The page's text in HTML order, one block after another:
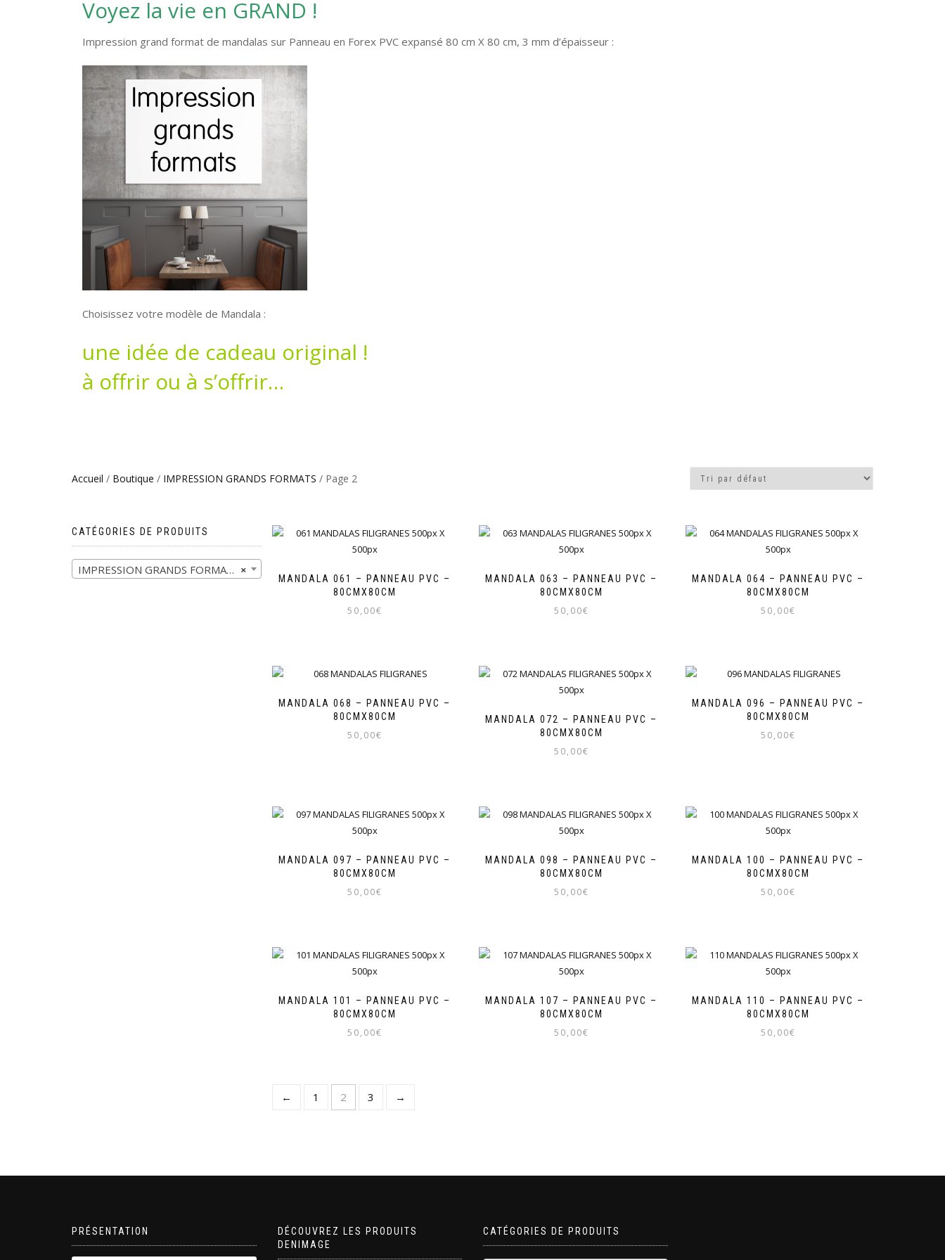
Voyez la vie en GRAND !
Impression grand format de mandalas sur Panneau en Forex PVC expansé 80 cm X 80 cm, 3 mm d’épaisseur :
Choisissez votre modèle de Mandala :
une idée de cadeau original !
à offrir ou à s’offrir…
Accueil / Boutique / IMPRESSION GRANDS FORMATS / Page 2
MANDALA 061 – PANNEAU PVC –
80CMX80CM
50,00€
MANDALA 063 – PANNEAU PVC –
80CMX80CM
50,00€
MANDALA 064 – PANNEAU PVC –
80CMX80CM
50,00€
MANDALA 068 – PANNEAU PVC –
80CMX80CM
50,00€
MANDALA 072 – PANNEAU PVC –
80CMX80CM
50,00€
MANDALA 096 – PANNEAU PVC –
80CMX80CM
50,00€
MANDALA 097 – PANNEAU PVC –
80CMX80CM
50,00€
MANDALA 098 – PANNEAU PVC –
80CMX80CM
50,00€
MANDALA 100 – PANNEAU PVC –
80CMX80CM
50,00€
MANDALA 101 – PANNEAU PVC –
80CMX80CM
50,00€
MANDALA 107 – PANNEAU PVC –
80CMX80CM
50,00€
MANDALA 110 – PANNEAU PVC –
80CMX80CM
50,00€
← 1 2 3 →
CATÉGORIES DE PRODUITS
×
IMPRESSION GRANDS FORMATS (26)
PRÉSENTATION
DÉCOUVREZ LES PRODUITS
DENIMAGE
CATÉGORIES DE PRODUITS